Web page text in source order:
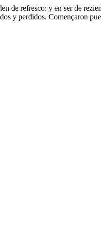
de refresco: y en ser de
y perdidos. Començaron